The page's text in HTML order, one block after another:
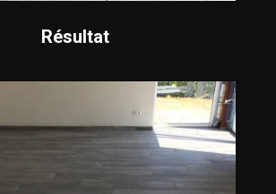
Résultat